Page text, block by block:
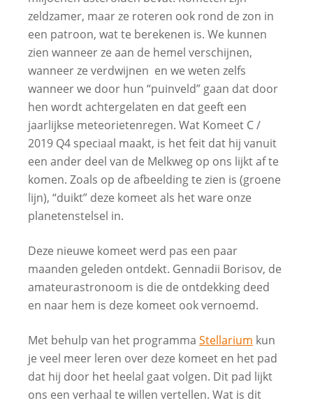
zeldzamer, maar ze roteren ook rond de zon in
een patroon, wat te berekenen is. We kunnen
zien wanneer ze aan de hemel verschijnen,
wanneer ze verdwijnen en we weten zelfs
wanneer we door hun “puinveld” gaan dat door
hen wordt achtergelaten en dat geeft een
jaarlijkse meteorietenregen. Wat Komeet C /
2019 Q4 speciaal maakt, is het feit dat hij vanuit
een ander deel van de Melkweg op ons lijkt af te
komen. Zoals op de afbeelding te zien is (groene
lijn), “duikt” deze komeet als het ware onze
planetenstelsel in.
Deze nieuwe komeet werd pas een paar
maanden geleden ontdekt. Gennadii Borisov, de
amateurastronoom is die de ontdekking deed
en naar hem is deze komeet ook vernoemd.
Met behulp van het programma Stellarium kun
je veel meer leren over deze komeet en het pad
dat hij door het heelal gaat volgen. Dit pad lijkt
ons een verhaal te willen vertellen. Wat is dit